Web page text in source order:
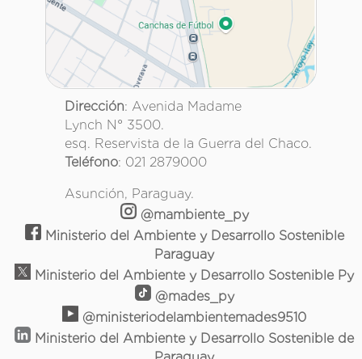
Dirección: Avenida Madame
Lynch N° 3500.
esq. Reservista de la Guerra del Chaco.
Teléfono: 021 2879000
Asunción, Paraguay.
@mambiente_py
Ministerio del Ambiente y Desarrollo Sostenible
Paraguay
Ministerio del Ambiente y Desarrollo Sostenible Py
@mades_py
@ministeriodelambientemades9510
Ministerio del Ambiente y Desarrollo Sostenible de